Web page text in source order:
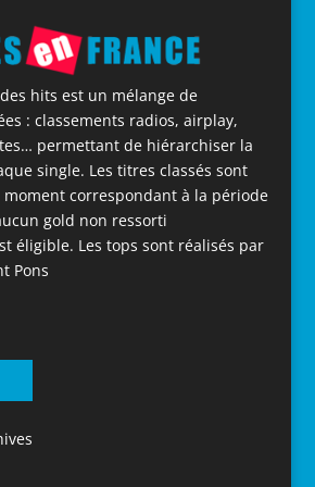
hits est un mélange de
: classements radios, airplay,
permettant de hiérarchiser la
single. Les titres classés sont
correspondant à la période
gold non ressorti
éligible. Les tops sont réalisés par
Pons